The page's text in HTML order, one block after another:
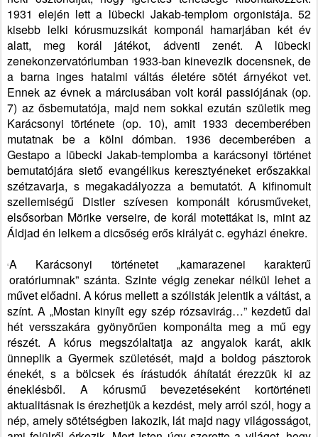
1931 elején lett a lübecki Jakab-templom orgonistája. 52
kisebb lelki kórusmuzsikát komponál hamarjában két év
alatt, meg korál játékot, ádventi zenét. A lübecki
zenekonzervatóriumban 1933-ban kinevezik docensnek, de
a barna inges hatalmi váltás életére sötét árnyékot vet.
Ennek az évnek a márciusában volt korál passiójának (op.
7) az ősbemutatója, majd nem sokkal ezután születik meg
Karácsonyi története (op. 10), amit 1933 decemberében
mutatnak be a kölni dómban. 1936 decemberében a
Gestapo a lübecki Jakab-templomba a karácsonyi történet
bemutatójára siető evangélikus keresztyéneket erőszakkal
szétzavarja, s megakadályozza a bemutatót. A kifinomult
szellemiségű Distler szívesen komponált kórusműveket,
elsősorban Mörike verseire, de korál motettákat is, mint az
Áldjad én lelkem a dicsőség erős királyát c. egyházi énekre.
A Karácsonyi történetet „kamarazenei karakterű
oratóriumnak” szánta. Szinte végig zenekar nélkül lehet a
művet előadni. A kórus mellett a szólisták jelentik a váltást, a
színt. A „Mostan kinyílt egy szép rózsavirág…” kezdetű dal
hét versszakára gyönyörűen komponálta meg a mű egy
részét. A kórus megszólaltatja az angyalok karát, akik
ünneplik a Gyermek születését, majd a boldog pásztorok
énekét, s a bölcsek és írástudók áhítatát érezzük ki az
éneklésből. A kórusmű bevezetéseként kortörténeti
aktualitásnak is érezhetjük a kezdést, mely arról szól, hogy a
nép, amely sötétségben lakozik, lát majd nagy világosságot,